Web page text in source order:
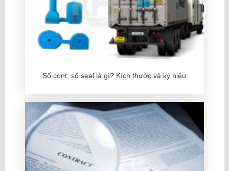
Số cont, số seal là gì? Kích thước và ký hiệu